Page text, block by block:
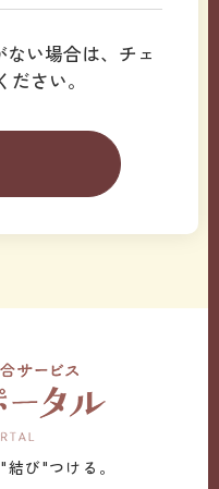
い場合は、チェ
さい。
び"つける。